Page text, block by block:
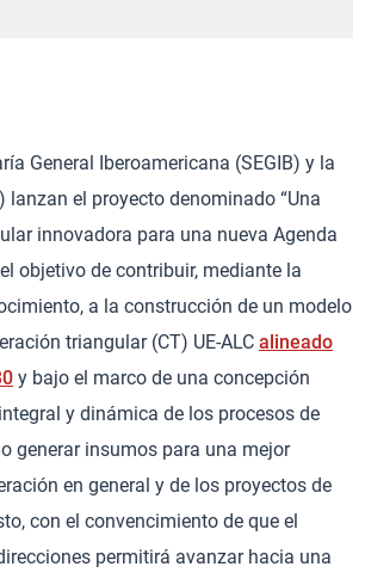
General Iberoamericana (SEGIB) y la
lanzan el proyecto denominado “Una
innovadora para una nueva Agenda
objetivo de contribuir, mediante la
a la construcción de un modelo
triangular (CT) UE-ALC alineado
y bajo el marco de una concepción
y dinámica de los procesos de
generar insumos para una mejor
en general y de los proyectos de
con el convencimiento de que el
permitirá avanzar hacia una